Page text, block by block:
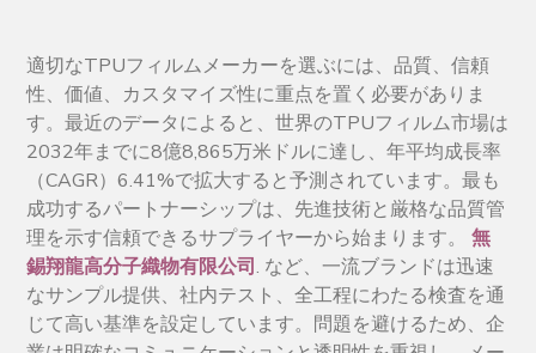
適切なTPUフィルムメーカーを選ぶには、品質、信頼
性、価値、カスタマイズ性に重点を置く必要がありま
す。最近のデータによると、世界のTPUフィルム市場は
2032年までに8億8,865万米ドルに達し、年平均成長率
（CAGR）6.41%で拡大すると予測されています。最も
成功するパートナーシップは、先進技術と厳格な品質管
理を示す信頼できるサプライヤーから始まります。
無
錫翔龍高分子織物有限公司. など、一流ブランドは迅速
なサンプル提供、社内テスト、全工程にわたる検査を通
じて高い基準を設定しています。問題を避けるため、企